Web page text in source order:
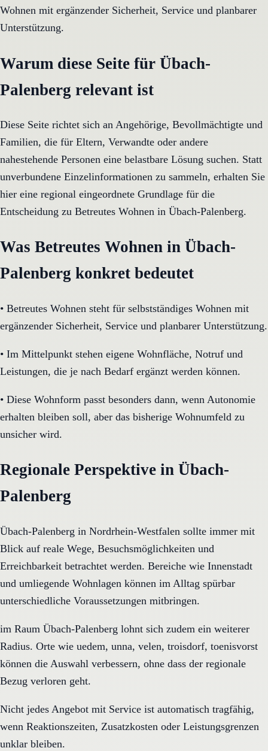
Wohnen mit ergänzender Sicherheit, Service und planbarer
Unterstützung.
Warum diese Seite für Übach-
Palenberg relevant ist
Diese Seite richtet sich an Angehörige, Bevollmächtigte und
Familien, die für Eltern, Verwandte oder andere
nahestehende Personen eine belastbare Lösung suchen. Statt
unverbundene Einzelinformationen zu sammeln, erhalten Sie
hier eine regional eingeordnete Grundlage für die
Entscheidung zu Betreutes Wohnen in Übach-Palenberg.
Was Betreutes Wohnen in Übach-
Palenberg konkret bedeutet
• Betreutes Wohnen steht für selbstständiges Wohnen mit
ergänzender Sicherheit, Service und planbarer Unterstützung.
• Im Mittelpunkt stehen eigene Wohnfläche, Notruf und
Leistungen, die je nach Bedarf ergänzt werden können.
• Diese Wohnform passt besonders dann, wenn Autonomie
erhalten bleiben soll, aber das bisherige Wohnumfeld zu
unsicher wird.
Regionale Perspektive in Übach-
Palenberg
Übach-Palenberg in Nordrhein-Westfalen sollte immer mit
Blick auf reale Wege, Besuchsmöglichkeiten und
Erreichbarkeit betrachtet werden. Bereiche wie Innenstadt
und umliegende Wohnlagen können im Alltag spürbar
unterschiedliche Voraussetzungen mitbringen.
im Raum Übach-Palenberg lohnt sich zudem ein weiterer
Radius. Orte wie uedem, unna, velen, troisdorf, toenisvorst
können die Auswahl verbessern, ohne dass der regionale
Bezug verloren geht.
Nicht jedes Angebot mit Service ist automatisch tragfähig,
wenn Reaktionszeiten, Zusatzkosten oder Leistungsgrenzen
unklar bleiben.